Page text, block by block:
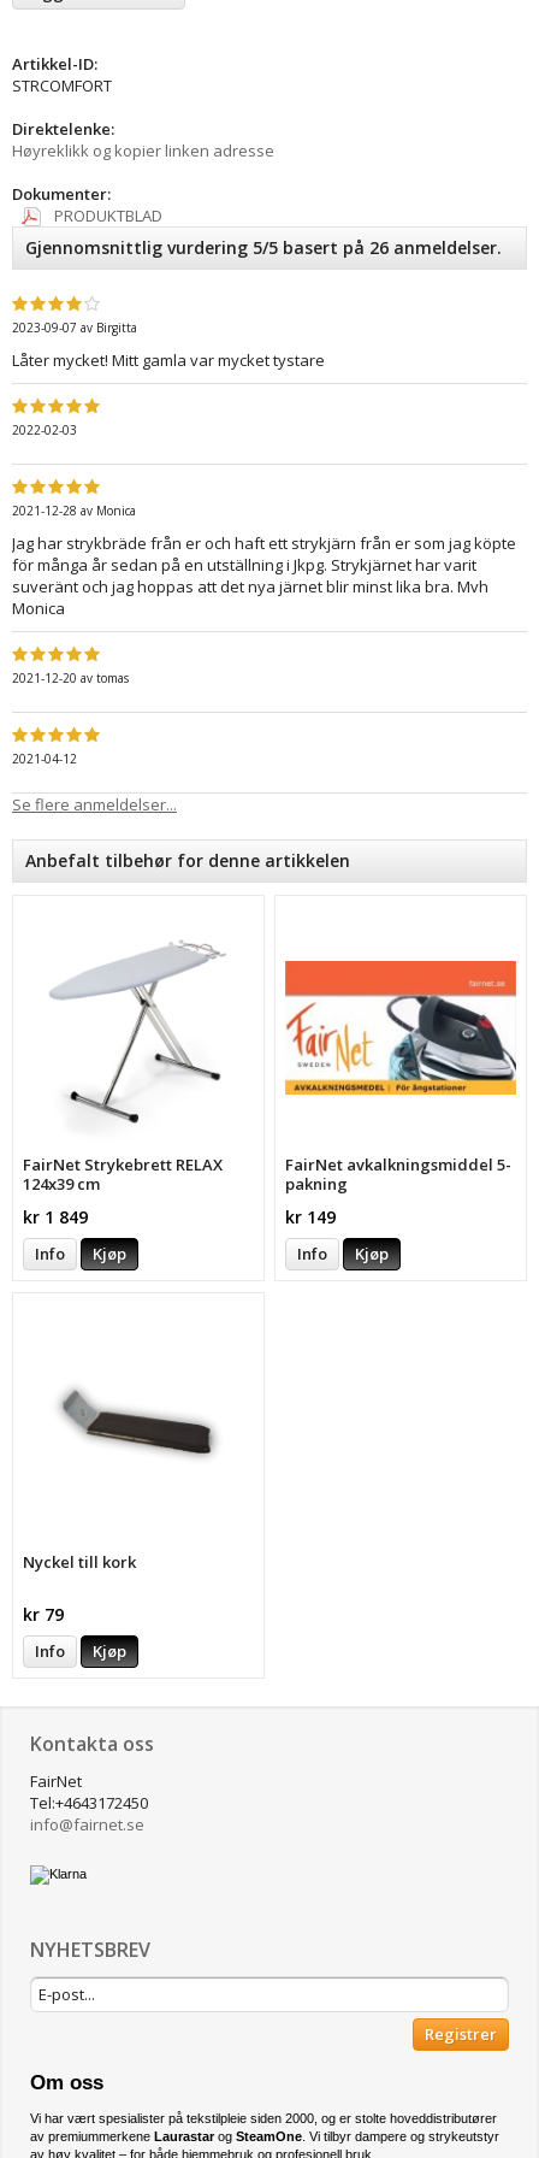
Artikkel-ID:
STRCOMFORT
Direktelenke:
Høyreklikk og kopier linken adresse
Dokumenter:
PRODUKTBLAD
Gjennomsnittlig vurdering 5/5 basert på 26 anmeldelser.
2023-09-07 av Birgitta
Låter mycket! Mitt gamla var mycket tystare
2022-02-03
2021-12-28 av Monica
Jag har strykbräde från er och haft ett strykjärn från er som jag köpte
för många år sedan på en utställning i Jkpg. Strykjärnet har varit
suveränt och jag hoppas att det nya järnet blir minst lika bra. Mvh
Monica
2021-12-20 av tomas
2021-04-12
Se flere anmeldelser...
Anbefalt tilbehør for denne artikkelen
FairNet Strykebrett RELAX
124x39 cm
kr 1 849
Info Kjøp
FairNet avkalkningsmiddel 5-
pakning
kr 149
Info Kjøp
Nyckel till kork
kr 79
Info Kjøp
Kontakta oss
FairNet
Tel:+4643172450
info@fairnet.se
NYHETSBREV
Registrer
Om oss
Vi har vært spesialister på tekstilpleie siden 2000, og er stolte hoveddistributører
av premiummerkene Laurastarog SteamOne. Vi tilbyr dampere og strykeutstyr
av høy kvalitet – for både hjemmebruk og profesjonell bruk.